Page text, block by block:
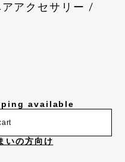
アアクセサリー /
available
いの方向け